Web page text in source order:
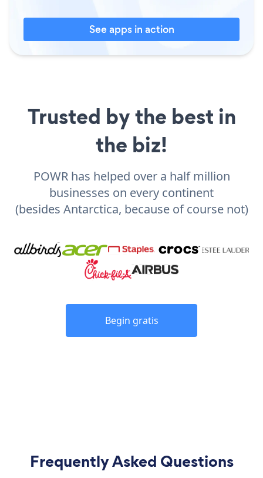
See apps in action
Trusted by the best in
the biz!
POWR has helped over a half million
businesses on every continent
(besides Antarctica, because of course not)
Begin gratis
Frequently Asked Questions